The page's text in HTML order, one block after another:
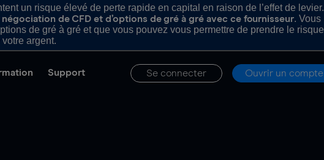
un risque élevé de perte rapide en capital en raison de l’effet de levier.
de CFD et d’options de gré à gré avec ce fournisseur. Vous
de gré à gré et que vous pouvez vous permettre de prendre le risque
argent.
Support Se connecter Ouvrir un compte